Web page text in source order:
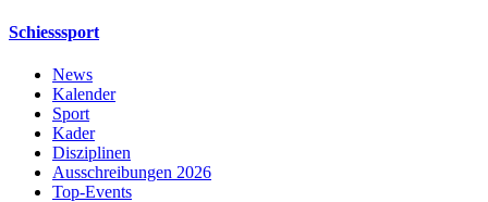
Schiesssport
News
Kalender
Sport
Kader
Disziplinen
Ausschreibungen 2026
Top-Events